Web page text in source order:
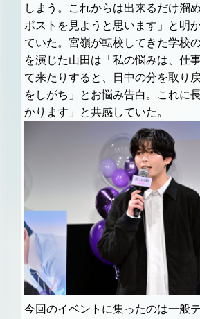
しまう。これからは出来るだけ溜
ポストを見ようと思います」と明
ていた。宮嶺が転校してきた学校
を演じた山田は「私の悩みは、仕
て来たりすると、日中の分を取り
をしがち」とお悩み告白。これに
かります」と共感していた。
今回のイベントに集ったのは一般テ